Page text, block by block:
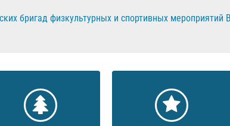
бригад физкультурных и спортивных мероприятий